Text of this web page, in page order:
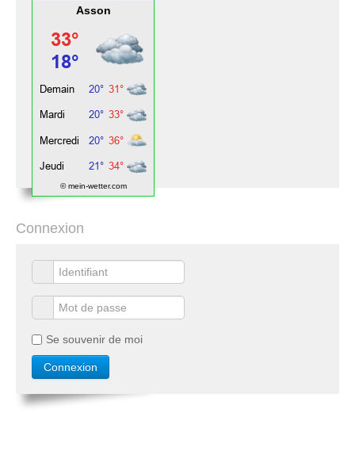
Asson
© mein-wetter.com
Connexion
Se souvenir de moi